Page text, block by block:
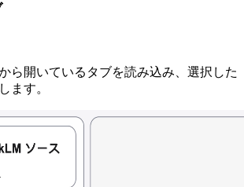
ら開いているタブを読み込み、選択した
ます。